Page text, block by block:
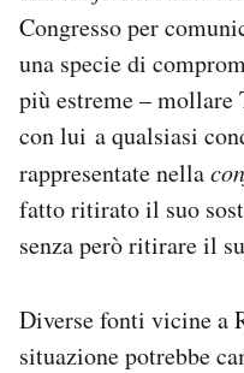
Congresso per
una specie di
più estreme –
con lui a qualsiasi
rappresentate nella
fatto ritirato il suo
senza però ritirare il
Diverse fonti vicine a
situazione potrebbe